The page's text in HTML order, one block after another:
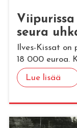
seu­ra
Ilves-Kissat on
18 000 euroa.
Lue lisää